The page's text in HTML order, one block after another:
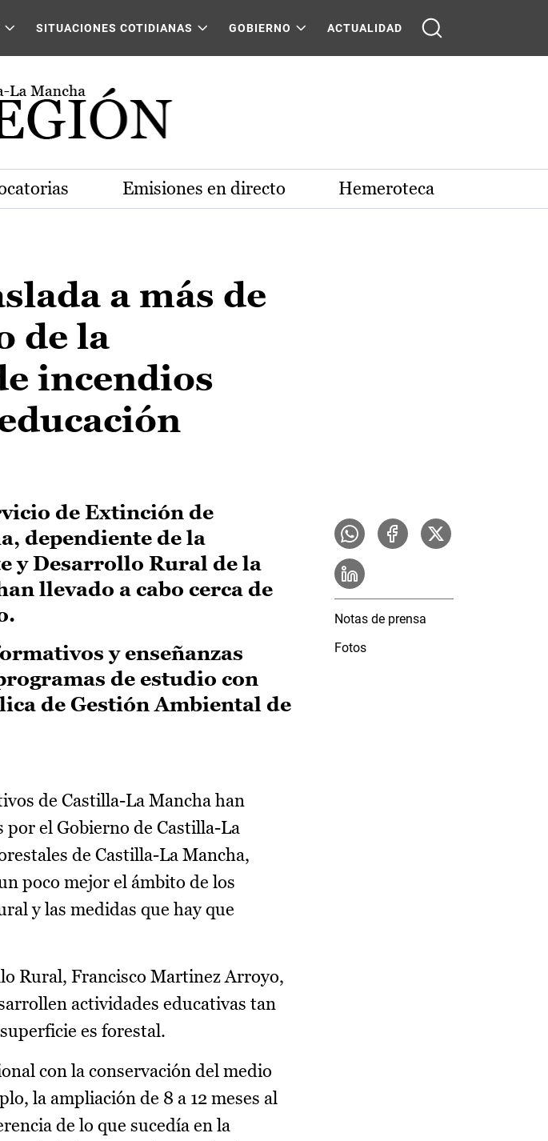
SITUACIONES COTIDIANAS GOBIERNO ACTUALIDAD
Emisiones en directo Hemeroteca
a más de
de la
incendios
de Extinción de
dependiente de la
y Desarrollo Rural de la
llevado a cabo cerca de
y enseñanzas
de estudio con
de Gestión Ambiental de
de Castilla-La Mancha han
el Gobierno de Castilla-La
de Castilla-La Mancha,
poco mejor el ámbito de los
y las medidas que hay que
Rural, Francisco Martinez Arroyo,
actividades educativas tan
es forestal.
con la conservación del medio
la ampliación de 8 a 12 meses al
de lo que sucedía en la
Notas de prensa
Fotos